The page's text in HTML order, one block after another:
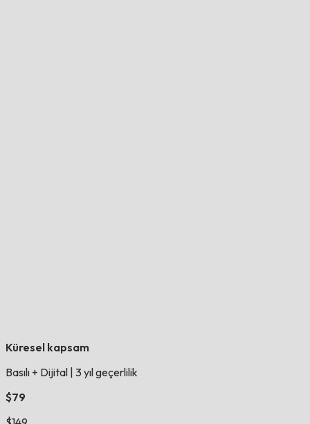
Küresel kapsam
Basılı + Dijital 3 yıl geçerlilik
$79